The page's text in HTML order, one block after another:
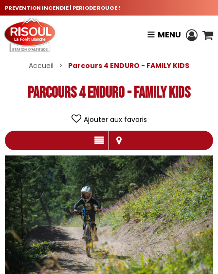
PREVENTION INCENDIE | PERIODE ROUGE !
MENU
Accueil > Parcours 4 ENDURO - FAMILY KIDS
Parcours 4 ENDURO - FAMILY KIDS
Ajouter aux favoris